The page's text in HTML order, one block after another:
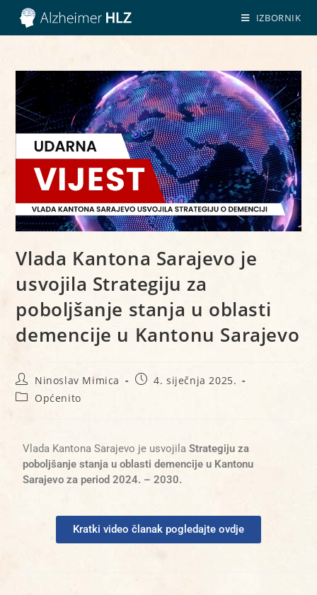
IZBORNIK
Vlada Kantona Sarajevo je
usvojila Strategiju za
poboljšanje stanja u oblasti
demencije u Kantonu Sarajevo
Ninoslav Mimica
4. siječnja 2025.
Općenito
Vlada Kantona Sarajevo je usvojilaStrategiju za
poboljšanje stanja u oblasti demencije u Kantonu
Sarajevo za period 2024. – 2030.
Kratki video članak pogledajte ovdje